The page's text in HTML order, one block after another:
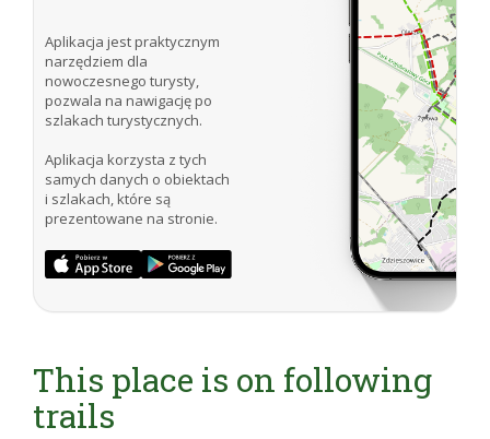
Aplikacja jest praktycznym
narzędziem dla
nowoczesnego turysty,
pozwala na nawigację po
szlakach turystycznych.
Aplikacja korzysta z tych
samych danych o obiektach
i szlakach, które są
prezentowane na stronie.
This place is on following
trails